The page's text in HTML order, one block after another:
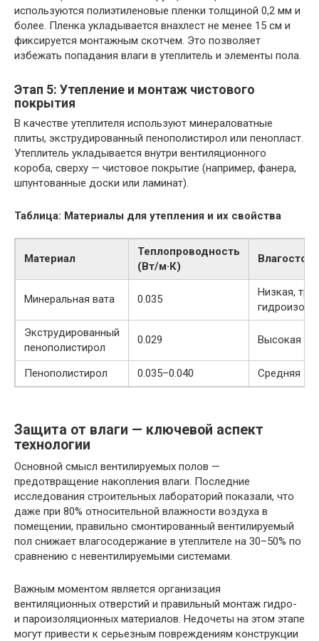
используются полиэтиленовые пленки толщиной 0,2 мм и
более. Пленка укладывается внахлест не менее 15 см и
фиксируется монтажным скотчем. Это позволяет
избежать попадания влаги в утеплитель и элементы пола.
Этап 5: Утепление и монтаж чистового
покрытия
В качестве утеплителя используют минераловатные
плиты, экструдированный пенополистирол или пенопласт.
Утеплитель укладывается внутри вентиляционного
короба, сверху — чистовое покрытие (например, фанера,
шпунтованные доски или ламинат).
Таблица: Материалы для утепления и их свойства
Материал
Теплопроводность
(Вт/м·К)
Минеральная вата 0.035
Низкая,
Экструдированный
пенополистирол
0.029 Высокая
Пенополистирол 0.035–0.040 Средняя
Защита от влаги — ключевой аспект
технологии
Основной смысл вентилируемых полов —
предотвращение накопления влаги. Последние
исследования строительных лабораторий показали, что
даже при 80% относительной влажности воздуха в
помещении, правильно смонтированный вентилируемый
пол снижает влагосодержание в утеплителе на 30–50% по
сравнению с невентилируемыми системами.
Важным моментом является организация
вентиляционных отверстий и правильный монтаж гидро-
и пароизоляционных материалов. Недочеты на этом этапе
могут привести к серьезным повреждениям конструкции